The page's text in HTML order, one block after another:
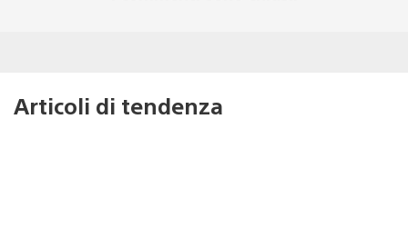
Articoli di tendenza